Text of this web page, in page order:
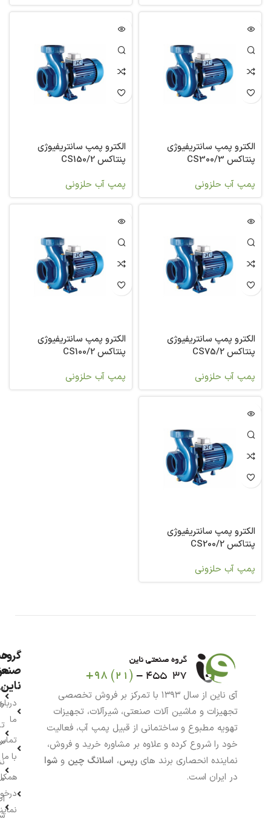
الکترو پمپ سانتریفیوژی
پنتاکس CS300/3
پمپ آب حلزونی
الکترو پمپ سانتریفیوژی
پنتاکس CS150/2
پمپ آب حلزونی
الکترو پمپ سانتریفیوژی
پنتاکس CS75/2
پمپ آب حلزونی
الکترو پمپ سانتریفیوژی
پنتاکس CS100/2
پمپ آب حلزونی
الکترو پمپ سانتریفیوژی
پنتاکس CS200/2
پمپ آب حلزونی
آی ناین از سال ۱۳۹۳ با تمرکز بر فروش تخصصی
تجهیزات و ماشین آلات صنعتی، شیرآلات، تجهیزات
تهویه مطبوع و ساختمانی از قبیل پمپ آب، فعالیت
خود را شروع کرده و علاوه بر مشاوره خرید و فروش،
نماینده انحصاری برند های رپس، اسلانگ چین و شوا
در ایران است.
گروه
ناین
ما
با ما